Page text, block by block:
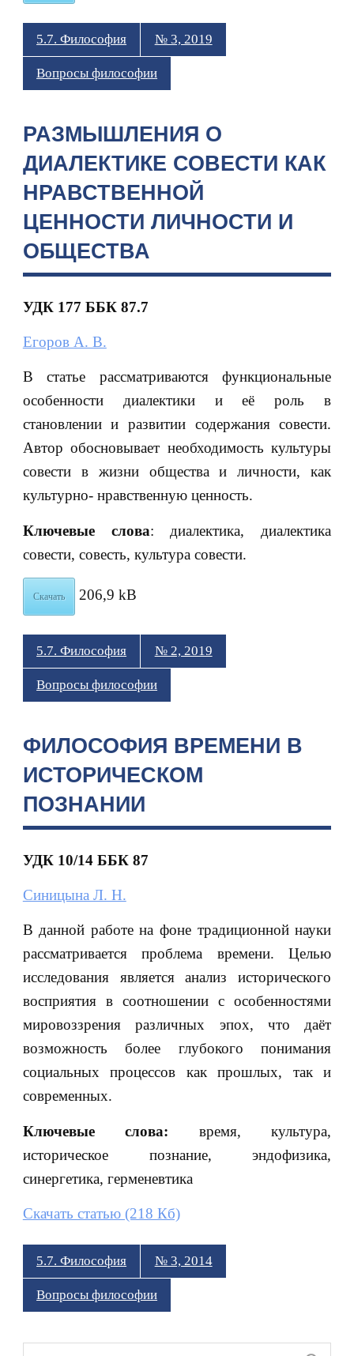
5.7. Философия № 3, 2019
Вопросы философии
РАЗМЫШЛЕНИЯ О
ДИАЛЕКТИКЕ СОВЕСТИ КАК
НРАВСТВЕННОЙ
ЦЕННОСТИ ЛИЧНОСТИ И
ОБЩЕСТВА
УДК 177 ББК 87.7
Егоров А. В.
В статье рассматриваются функциональные
особенности диалектики и её роль в
становлении и развитии содержания совести.
Автор обосновывает необходимость культуры
совести в жизни общества и личности, как
культурно- нравственную ценность.
Ключевые слова: диалектика, диалектика
совести, совесть, культура совести.
Скачать 206,9 kB
5.7. Философия № 2, 2019
Вопросы философии
ФИЛОСОФИЯ ВРЕМЕНИ В
ИСТОРИЧЕСКОМ
ПОЗНАНИИ
УДК 10/14 ББК 87
Синицына Л. Н.
В данной работе на фоне традиционной науки
рассматривается проблема времени. Целью
исследования является анализ исторического
восприятия в соотношении с особенностями
мировоззрения различных эпох, что даёт
возможность более глубокого понимания
социальных процессов как прошлых, так и
современных.
Ключевые слова: время, культура,
историческое познание, эндофизика,
синергетика, герменевтика
Скачать статью (218 Кб)
5.7. Философия № 3, 2014
Вопросы философии